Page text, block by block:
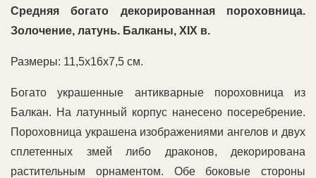
Средняя богато декорированная пороховница.
Золочение, латунь. Балканы, XIX в.
Размеры: 11,5х16х7,5 см.
Богато украшенные антикварные пороховница из
Балкан. На латунный корпус нанесено посеребрение.
Пороховница украшена изображениями ангелов и двух
сплетенных змей либо драконов, декорирована
растительным орнаментом. Обе боковые стороны